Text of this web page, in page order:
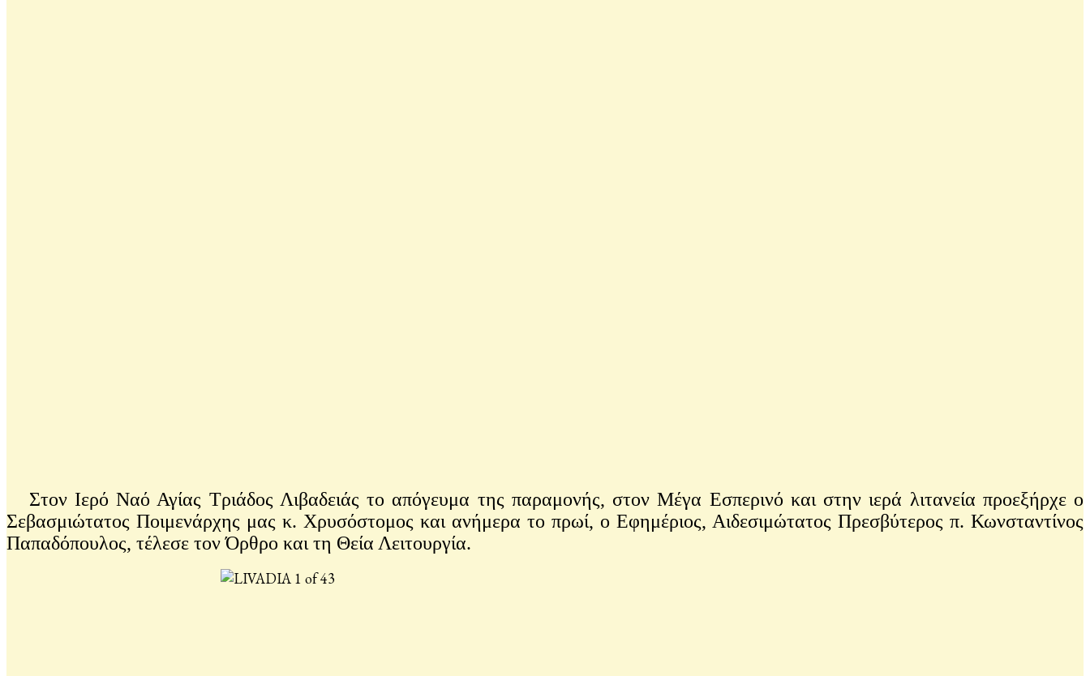
Στον Ιερό Ναό Αγίας Τριάδος Λιβαδειάς το απόγευμα της παραμονής, στον Μέγα Εσπερινό και στην ιερά λιτανεία προεξήρχε ο
Σεβασμιώτατος Ποιμενάρχης μας κ. Χρυσόστομος και ανήμερα το πρωί, ο Εφημέριος, Αιδεσιμώτατος Πρεσβύτερος π. Κωνσταντίνος
Παπαδόπουλος, τέλεσε τον Όρθρο και τη Θεία Λειτουργία.